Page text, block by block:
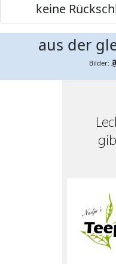
keine
aus der
Bilder: